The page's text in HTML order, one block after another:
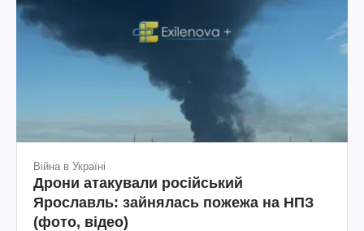
Війна в Україні
Дрони атакували російський
Ярославль: зайнялась пожежа на НПЗ
(фото, відео)